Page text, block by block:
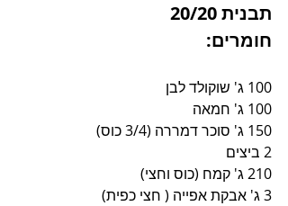
תבנית 20/20
חומרים:
100 ג' שוקולד לבן
100 ג' חמאה
150 ג' סוכר דמררה (3/4 כוס)
2 ביצים
210 ג' קמח (כוס וחצי)
3 ג' אבקת אפייה ( חצי כפית)